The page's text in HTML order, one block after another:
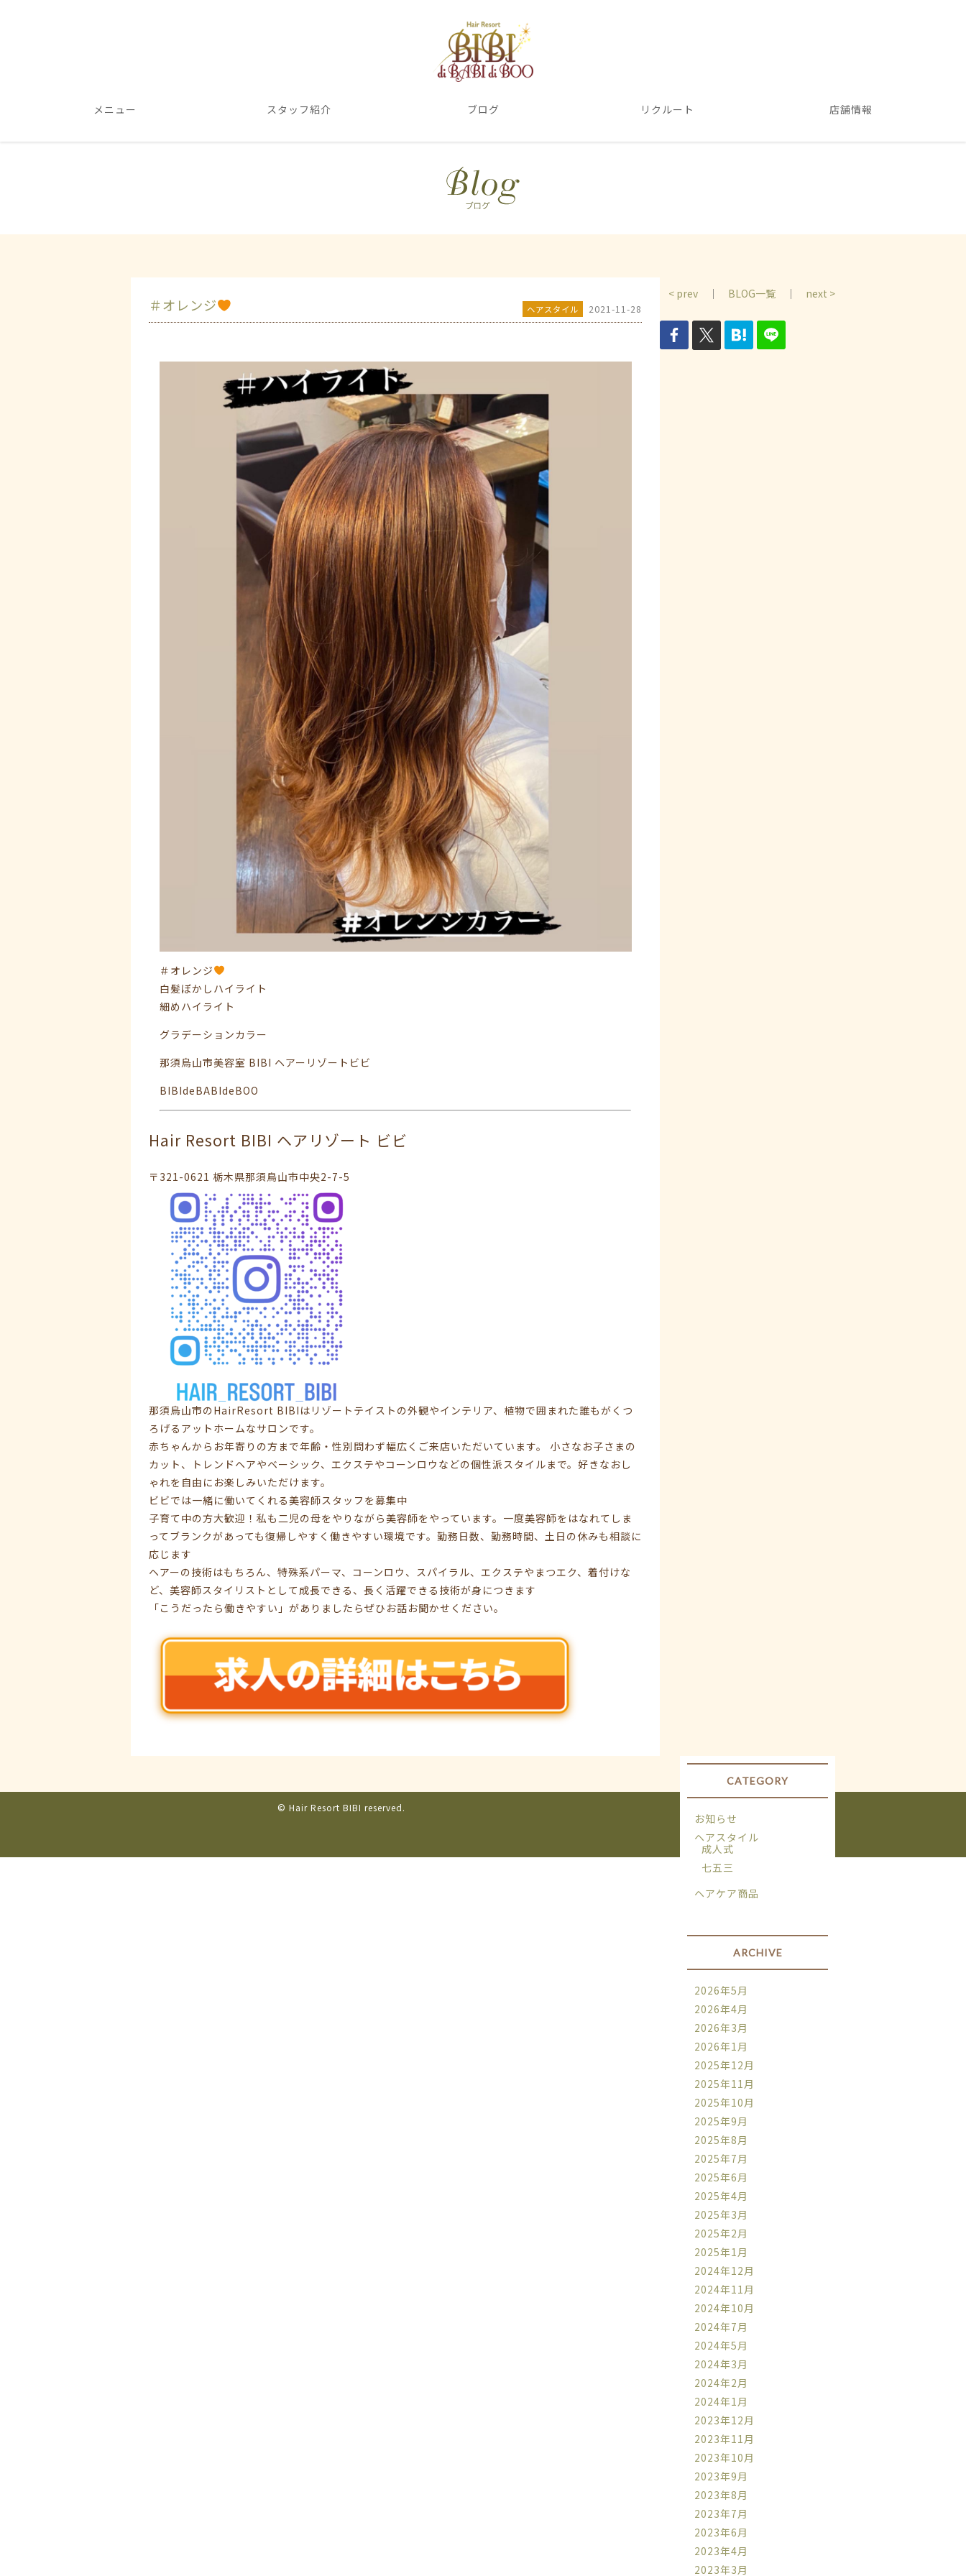
メニュー スタッフ紹介 ブログ リクルート 店舗情報
＃オレンジ ヘアスタイル 2021-11-28
＃オレンジ
白髪ぼかしハイライト
細めハイライト
グラデーションカラー
那須烏山市美容室 BIBI ヘアーリゾートビビ
BIBIdeBABIdeBOO
Hair Resort BIBI ヘアリゾート ビビ
〒321-0621 栃木県那須鳥山市中央2-7-5
那須烏山市のHairResort BIBIはリゾートテイストの外観やインテリア、植物で囲まれた誰もがくつ
ろげるアットホームなサロンです。
赤ちゃんからお年寄りの方まで年齢・性別問わず幅広くご来店いただいています。 小さなお子さまの
カット、トレンドヘアやベーシック、エクステやコーンロウなどの個性派スタイルまで。好きなおし
ゃれを自由にお楽しみいただけます。
ビビでは一緒に働いてくれる美容師スタッフを募集中
子育て中の方大歓迎！私も二児の母をやりながら美容師をやっています。一度美容師をはなれてしま
ってブランクがあっても復帰しやすく働きやすい環境です。勤務日数、勤務時間、土日の休みも相談に
応じます
ヘアーの技術はもちろん、特殊系パーマ、コーンロウ、スパイラル、エクステやまつエク、着付けな
ど、美容師スタイリストとして成長できる、長く活躍できる技術が身につきます
「こうだったら働きやすい」がありましたらぜひお話お聞かせください。
< prev ｜ BLOG一覧 ｜ next >
CATEGORY
お知らせ
ヘアスタイル
成人式
七五三
ヘアケア商品
ARCHIVE
2026年5月
2026年4月
2026年3月
2026年1月
2025年12月
2025年11月
2025年10月
2025年9月
2025年8月
2025年7月
2025年6月
2025年4月
2025年3月
2025年2月
2025年1月
2024年12月
2024年11月
2024年10月
2024年7月
2024年5月
2024年3月
2024年2月
2024年1月
2023年12月
2023年11月
2023年10月
2023年9月
2023年8月
2023年7月
2023年6月
2023年4月
2023年3月
© Hair Resort BIBI reserved.